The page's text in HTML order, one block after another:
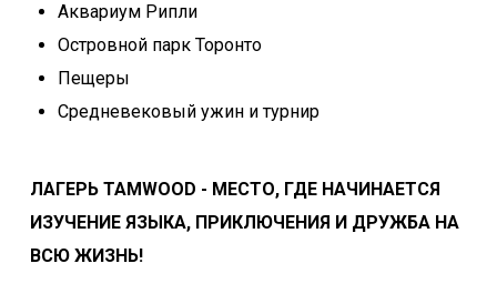
Аквариум Рипли
Островной парк Торонто
Пещеры
Средневековый ужин и турнир
ЛАГЕРЬ TAMWOOD - МЕСТО, ГДЕ НАЧИНАЕТСЯ
ИЗУЧЕНИЕ ЯЗЫКА, ПРИКЛЮЧЕНИЯ И ДРУЖБА НА
ВСЮ ЖИЗНЬ!